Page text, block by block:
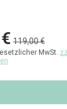
119,00 €
MwSt.